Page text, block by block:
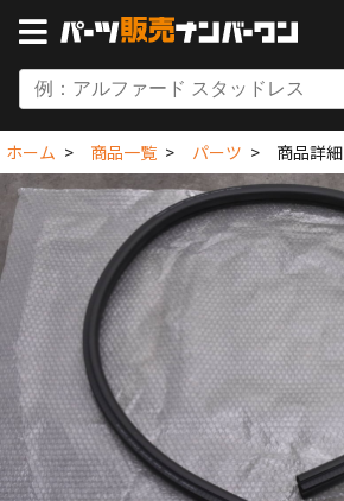
ホーム 商品一覧 パーツ 商品詳細